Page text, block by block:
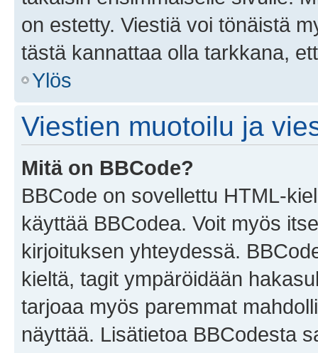
on estetty. Viestiä voi tönäistä
tästä kannattaa olla tarkkana,
Ylös
Viestien muotoilu ja
Mitä on BBCode?
BBCode on sovellettu HTML-
käyttää BBCodea. Voit myös
kirjoituksen yhteydessä.
kieltä, tagit ympäröidään
tarjoaa myös paremmat
näyttää. Lisätietoa BBCodesta